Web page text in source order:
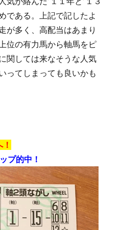
である。上記で記したよ
が多く、高配当はあまり
位の有力馬から軸馬をピ
関しては来なそうな人気
ってしまっても良いかも
プ的中！